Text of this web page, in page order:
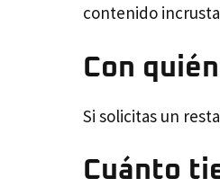
contenido
Con
Si solicitas un
Cuánto